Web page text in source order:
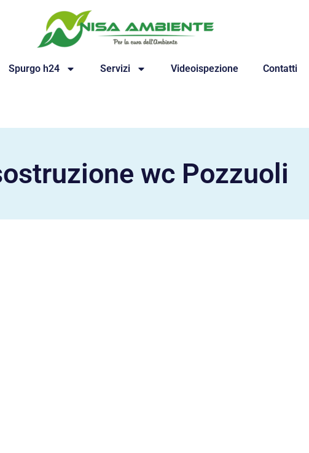
Spurgo h24 Servizi Videoispezione Contatti
wc Pozzuoli